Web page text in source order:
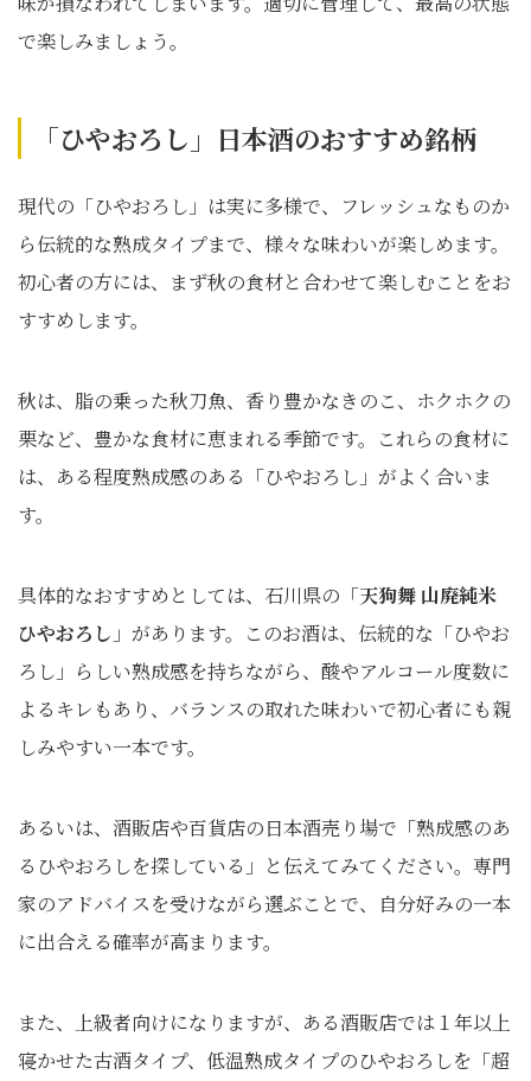
で楽しみましょう。
「ひやおろし」日本酒のおすすめ銘柄
現代の「ひやおろし」は実に多様で、フレッシュなものか
ら伝統的な熟成タイプまで、様々な味わいが楽しめます。
初心者の方には、まず秋の食材と合わせて楽しむことをお
すすめします。
秋は、脂の乗った秋刀魚、香り豊かなきのこ、ホクホクの
栗など、豊かな食材に恵まれる季節です。これらの食材に
は、ある程度熟成感のある「ひやおろし」がよく合いま
す。
具体的なおすすめとしては、石川県の「天狗舞 山廃純米
ひやおろし 」があります。このお酒は、伝統的な「ひやお
ろし」らしい熟成感を持ちながら、酸やアルコール度数に
よるキレもあり、バランスの取れた味わいで初心者にも親
しみやすい一本です。
あるいは、酒販店や百貨店の日本酒売り場で「熟成感のあ
るひやおろしを探している」と伝えてみてください。専門
家のアドバイスを受けながら選ぶことで、自分好みの一本
に出合える確率が高まります。
また、上級者向けになりますが、ある酒販店では１年以上
寝かせた古酒タイプ、低温熟成タイプのひやおろしを「超